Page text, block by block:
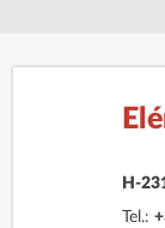
H-
Tel.: